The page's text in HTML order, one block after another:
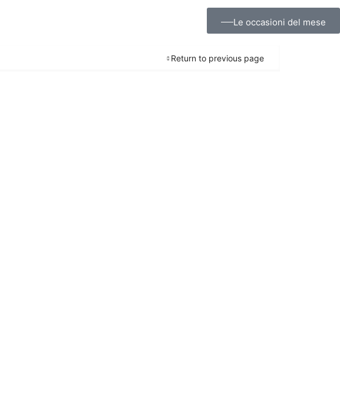
Le occasioni del mese
Return to previous page